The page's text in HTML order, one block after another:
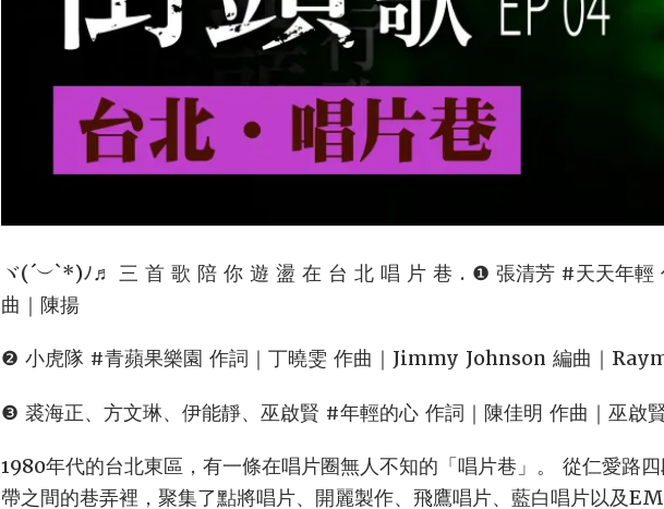
ヾ(´︶`*)ﾉ♬ 三 首 歌 陪 你 遊 盪 在 台 北 唱 片 巷 . ❶ 張清芳 #天天年輕
曲｜陳揚
❷ 小虎隊 #青蘋果樂園 作詞｜丁曉雯 作曲｜Jimmy Johnson 編曲｜
❸ 裘海正、方文琳、伊能靜、巫啟賢 #年輕的心 作詞｜陳佳明 作曲｜巫啟
1980年代的台北東區，有一條在唱片圈無人不知的「唱片巷」。 從仁愛路
帶之間的巷弄裡，聚集了點將唱片、開麗製作、飛鷹唱片、藍白唱片以及